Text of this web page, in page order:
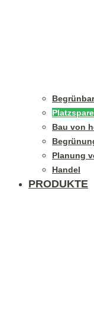
Bau von
Planung
Handel
PRODUKTE